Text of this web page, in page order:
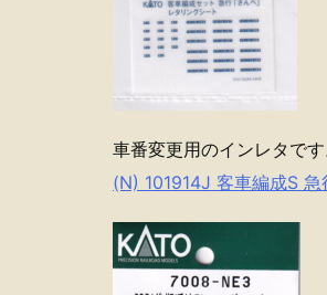
車番変更用のインレタです
(N) 101914J 客車編成S 急